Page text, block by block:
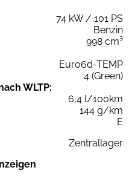
74 kW / 101 PS
Benzin
998 cm³
Euro6d-TEMP
4 (Green)
WLTP:
6,4 l/100km
144 g/km
E
Zentrallager